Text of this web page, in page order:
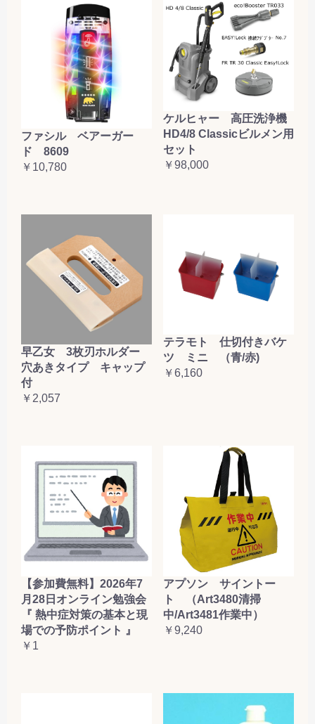
ファシル ベアーガー
ド 8609
￥10,780
ケルヒャー 高圧洗浄機
HD4/8 Classicビルメン用
セット
￥98,000
早乙女 3枚刃ホルダー
穴あきタイプ キャップ
付
￥2,057
テラモト 仕切付きバケ
ツ ミニ （青/赤)
￥6,160
【参加費無料】2026年7
月28日オンライン勉強会
『 熱中症対策の基本と現
場での予防ポイント 』
￥1
アプソン サイントー
ト （Art3480清掃
中/Art3481作業中）
￥9,240